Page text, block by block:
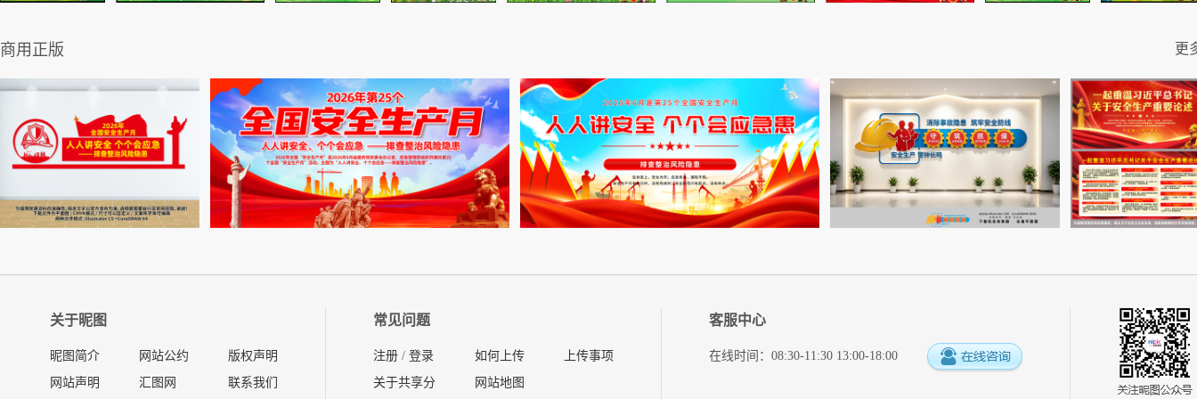
商用正版 更
关于昵图
昵图简介
网站声明
网站公约
汇图网
版权声明
联系我们
常见问题
注册 / 登录
关于共享分
如何上传
网站地图
上传事项
客服中心
在线时间：08:30-11:30 13:00-18:00